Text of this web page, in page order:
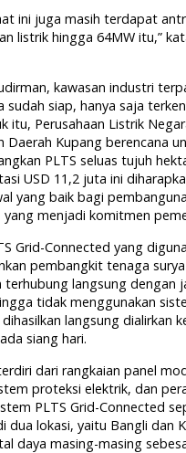
ini juga masih terdapat
listrik hingga 64MW itu,”
kawasan industri
sudah siap, hanya saja
itu, Perusahaan Listrik
Daerah Kupang berencana
PLTS seluas tujuh
USD 11,2 juta ini
yang baik bagi
yang menjadi komitmen
Grid-Connected yang
pembangkit tenaga
terhubung langsung dengan
tidak menggunakan
langsung dialirkan
siang hari.
dari rangkaian panel
proteksi elektrik, dan
PLTS Grid-Connected
dua lokasi, yaitu Bangli dan
daya masing-masing